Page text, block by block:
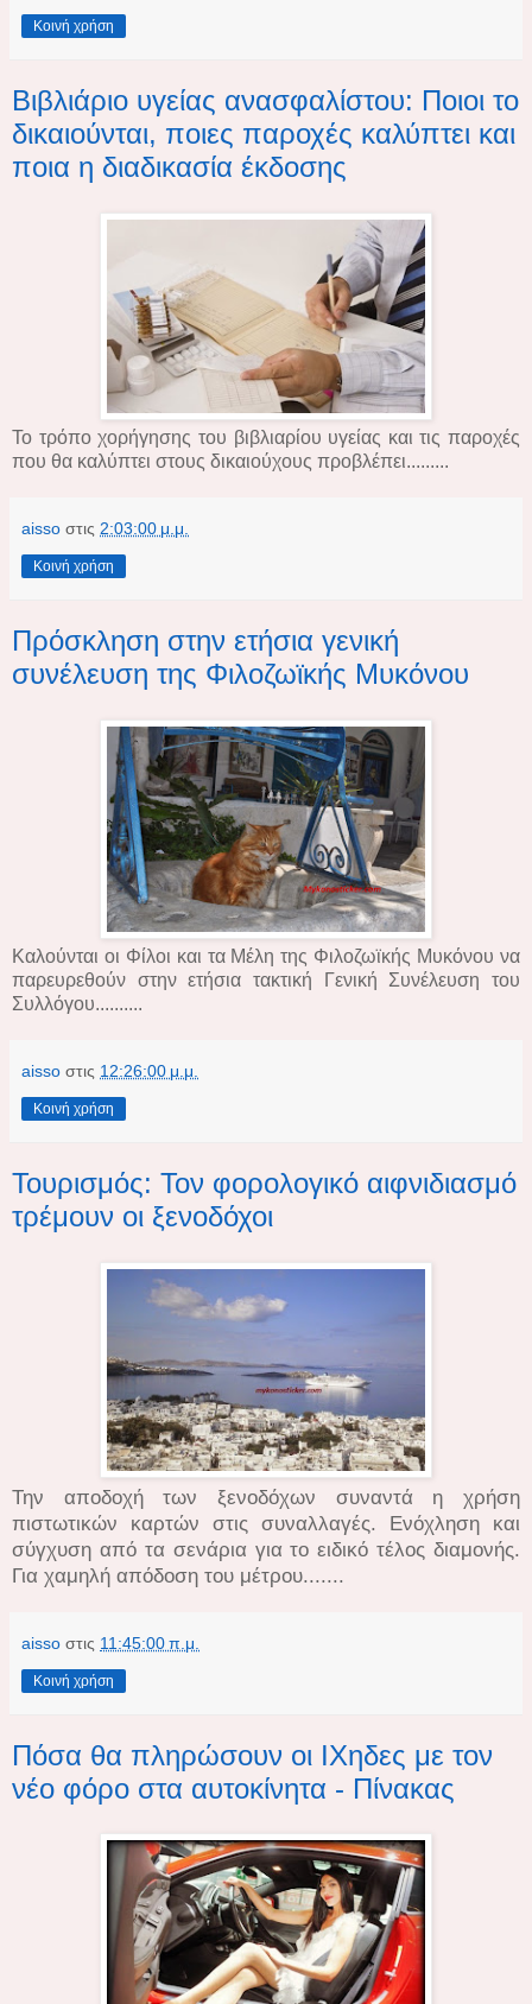
Κοινή χρήση
Βιβλιάριο υγείας ανασφαλίστου: Ποιοι το
δικαιούνται, ποιες παροχές καλύπτει και
ποια η διαδικασία έκδοσης
Το τρόπο χορήγησης του βιβλιαρίου υγείας και τις παροχές
που θα καλύπτει στους δικαιούχους προβλέπει.........
aisso στις 2:03:00 μ.μ.
Κοινή χρήση
Πρόσκληση στην ετήσια γενική
συνέλευση της Φιλοζωϊκής Μυκόνου
Καλούνται οι Φίλοι και τα Μέλη της Φιλοζωϊκής Μυκόνου να
παρευρεθούν στην ετήσια τακτική Γενική Συνέλευση του
Συλλόγου..........
aisso στις 12:26:00 μ.μ.
Κοινή χρήση
Τουρισμός: Τον φορολογικό αιφνιδιασμό
τρέμουν οι ξενοδόχοι
Την αποδοχή των ξενοδόχων συναντά η χρήση
πιστωτικών καρτών στις συναλλαγές. Ενόχληση και
σύγχυση από τα σενάρια για το ειδικό τέλος διαμονής.
Για χαμηλή απόδοση του μέτρου.......
aisso στις 11:45:00 π.μ.
Κοινή χρήση
Πόσα θα πληρώσουν οι ΙΧηδες με τον
νέο φόρο στα αυτοκίνητα - Πίνακας